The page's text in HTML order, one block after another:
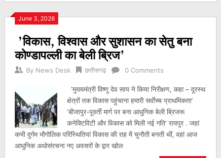
June 3, 2026
’विकास, विश्वास और सुशासन का सेतु बना
कोण्डापल्ली का बेली ब्रिज’
By News Desk छत्तीसगढ़ 0 Comments
’मुख्यमंत्री विष्णु देव साय ने किया निरीक्षण, कहा – दूरस्थ
क्षेत्रों तक विकास पहुंचाना हमारी सर्वाेच्च प्राथमिकता’
’बीजापुर-पूवर्ती मार्ग पर बना आधुनिक बेली ब्रिजरू
कनेक्टिविटी और विकास को मिली नई गति’ रायपुर . जहां
कभी दुर्गम भौगोलिक परिस्थितियां विकास की राह में चुनौती बनती थीं, वहां आज
आधुनिक अधोसंरचना नए अवसरों के द्वार खोल